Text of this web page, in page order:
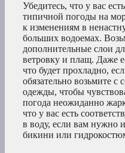
Убедитесь, что у вас
типичной погоды на
к изменениям в
больших водоемах.
дополнительные слои
ветровку и плащ. Даже
что будет прохладно,
обязательно возьмите с
одежды, чтобы
погода неожиданно
что у вас есть
в воду, если вам нужно
бикини или